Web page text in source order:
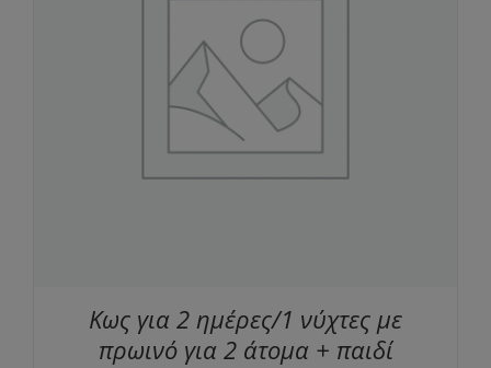
Κως για 2 ημέρες/1 νύχτες με
πρωινό για 2 άτομα + παιδί